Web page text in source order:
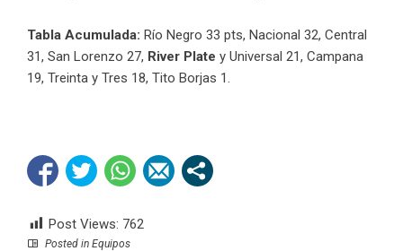
Tabla Acumulada: Río Negro 33 pts, Nacional 32, Central
31, San Lorenzo 27, River Plate y Universal 21, Campana
19, Treinta y Tres 18, Tito Borjas 1.
Post Views: 762
Posted in Equipos